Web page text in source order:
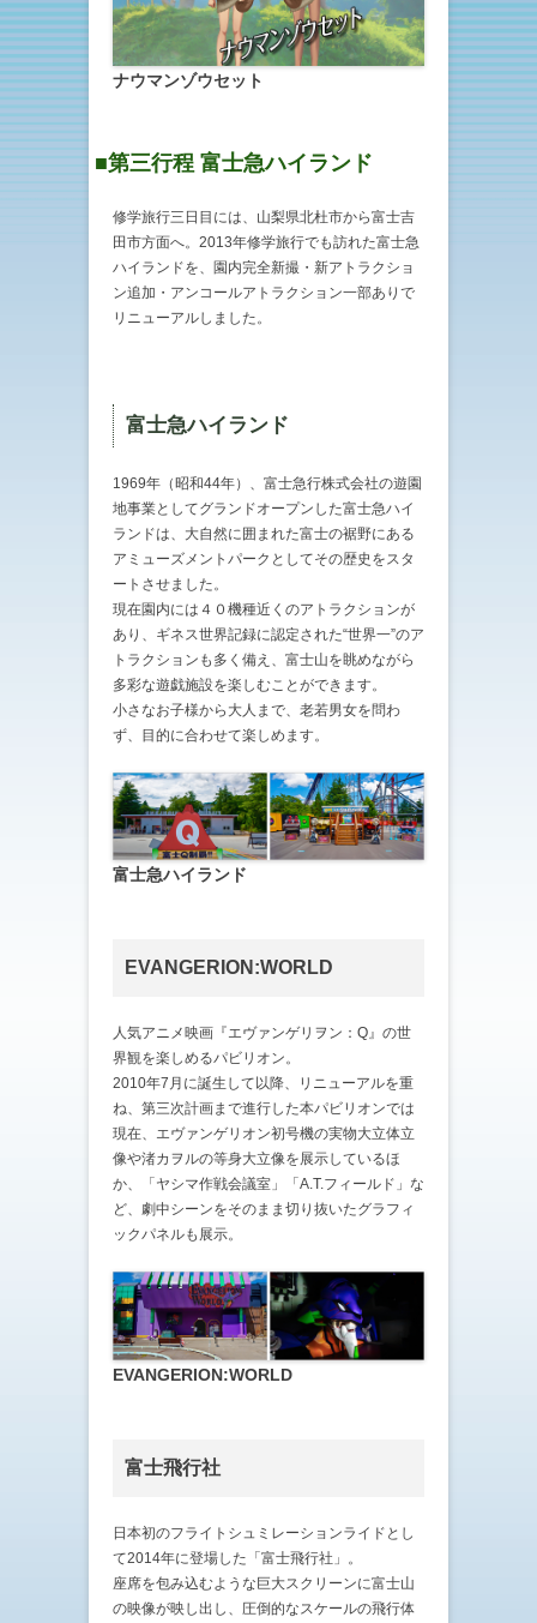
ナウマンゾウセット
■第三行程 富士急ハイランド
修学旅行三日目には、山梨県北杜市から富士吉
田市方面へ。2013年修学旅行でも訪れた富士急
ハイランドを、園内完全新撮・新アトラクショ
ン追加・アンコールアトラクション一部ありで
リニューアルしました。
富士急ハイランド
1969年（昭和44年）、富士急行株式会社の遊園
地事業としてグランドオープンした富士急ハイ
ランドは、大自然に囲まれた富士の裾野にある
アミューズメントパークとしてその歴史をスタ
ートさせました。
現在園内には４０機種近くのアトラクションが
あり、ギネス世界記録に認定された“世界一”のア
トラクションも多く備え、富士山を眺めながら
多彩な遊戯施設を楽しむことができます。
小さなお子様から大人まで、老若男女を問わ
ず、目的に合わせて楽しめます。
富士急ハイランド
EVANGERION:WORLD
人気アニメ映画『エヴァンゲリヲン：Q』の世
界観を楽しめるパビリオン。
2010年7月に誕生して以降、リニューアルを重
ね、第三次計画まで進行した本パビリオンでは
現在、エヴァンゲリオン初号機の実物大立体立
像や渚カヲルの等身大立像を展示しているほ
か、「ヤシマ作戦会議室」「A.T.フィールド」な
ど、劇中シーンをそのまま切り抜いたグラフィ
ックパネルも展示。
EVANGERION:WORLD
富士飛行社
日本初のフライトシュミレーションライドとし
て2014年に登場した「富士飛行社」。
座席を包み込むような巨大スクリーンに富士山
の映像が映し出し、圧倒的なスケールの飛行体